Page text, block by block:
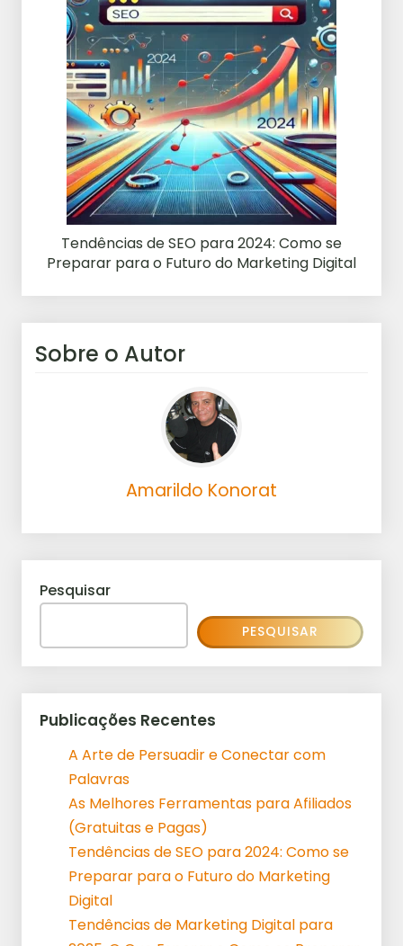
Tendências de SEO para 2024: Como se
Preparar para o Futuro do Marketing Digital
Sobre o Autor
Amarildo Konorat
Pesquisar
PESQUISAR
Publicações Recentes
A Arte de Persuadir e Conectar com
Palavras
As Melhores Ferramentas para Afiliados
(Gratuitas e Pagas)
Tendências de SEO para 2024: Como se
Preparar para o Futuro do Marketing
Digital
Tendências de Marketing Digital para